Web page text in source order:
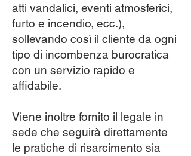
atti vandalici, eventi atmosferici,
furto e incendio, ecc.),
sollevando così il cliente da ogni
tipo di incombenza burocratica
con un servizio rapido e
affidabile.
Viene inoltre fornito il legale in
sede che seguirà direttamente
le pratiche di risarcimento sia